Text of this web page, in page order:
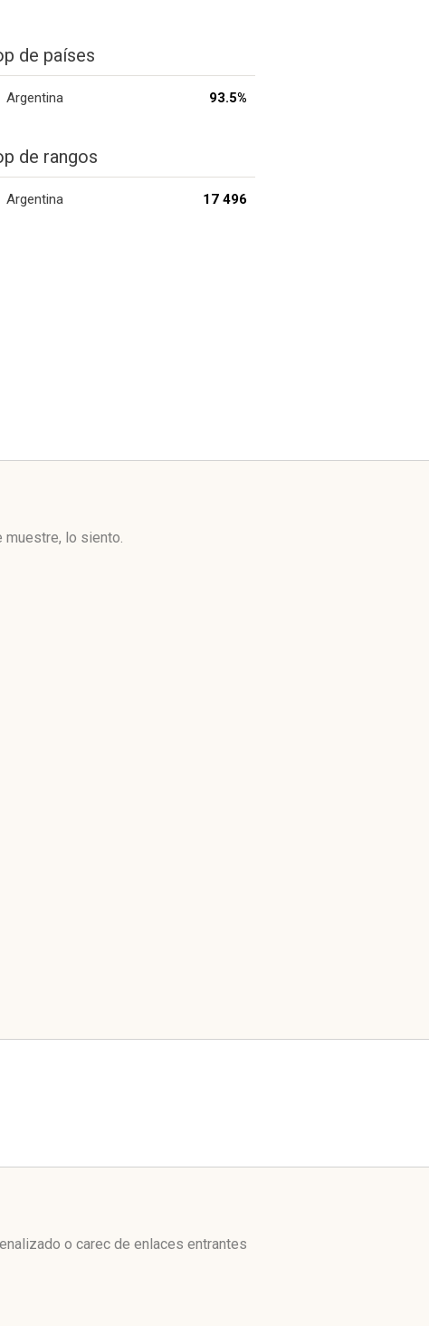
de países
Argentina 93.5%
de rangos
Argentina 17 496
lo siento.
o carec de enlaces entrantes